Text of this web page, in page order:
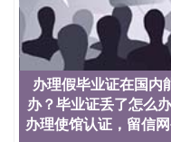
办理假毕业证在国内
办？毕业证丢了怎么
办理使馆认证，留信